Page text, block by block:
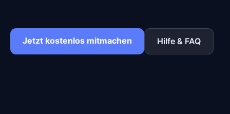
Jetzt kostenlos mitmachen Hilfe & FAQ